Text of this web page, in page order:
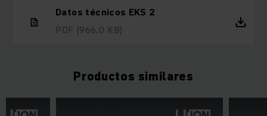
Datos técnicos EKS 2
PDF (966,0 KB)
Productos similares